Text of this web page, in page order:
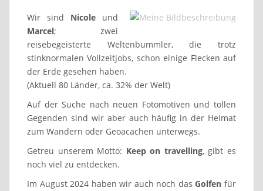
Wir sind Nicole und
Marcel; zwei
reisebegeisterte Weltenbummler, die trotz
stinknormalen Vollzeitjobs, schon einige Flecken auf
der Erde gesehen haben.
(Aktuell 80 Länder, ca. 32% der Welt)
Auf der Suche nach neuen Fotomotiven und tollen
Gegenden sind wir aber auch häufig in der Heimat
zum Wandern oder Geoacachen unterwegs.
Getreu unserem Motto: Keep on travelling, gibt es
noch viel zu entdecken.
Im August 2024 haben wir auch noch dasGolfen für